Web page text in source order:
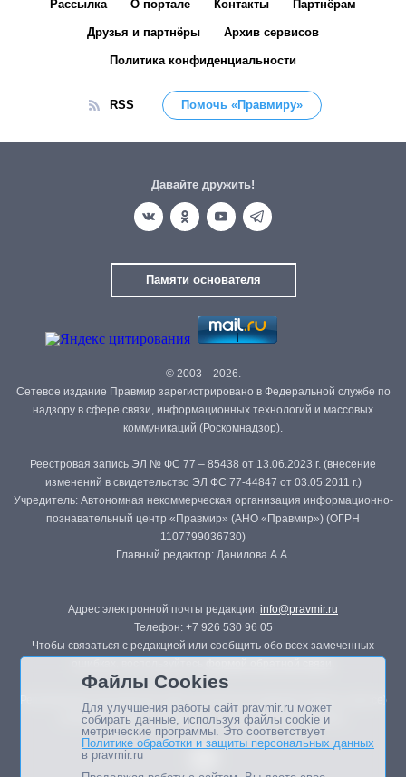
Рассылка О портале Контакты Партнёрам
Друзья и партнёры Архив сервисов
Политика конфиденциальности
RSS Помочь «Правмиру»
Давайте дружить!
Памяти основателя
© 2003—2026.
Сетевое издание Правмир зарегистрировано в Федеральной службе по
надзору в сфере связи, информационных технологий и массовых
коммуникаций (Роскомнадзор).
Реестровая запись ЭЛ № ФС 77 – 85438 от 13.06.2023 г. (внесение
изменений в свидетельство ЭЛ ФС 77-44847 от 03.05.2011 г.)
Учредитель: Автономная некоммерческая организация информационно-
познавательный центр «Правмир» (АНО «Правмир») (ОГРН
1107799036730)
Главный редактор: Данилова А.А.
Адрес электронной почты редакции: info@pravmir.ru
Телефон: +7 926 530 96 05
Чтобы связаться с редакцией или сообщить обо всех замеченных
Републикация материалов сайта в печатных изданиях (книгах, прессе)
возможна только с письменного разрешения редакции.
Файлы Cookies
Для улучшения работы сайт pravmir.ru может
собирать данные, используя файлы cookie и
метрические программы. Это соответствует
Политике обработки и защиты персональных данных
в pravmir.ru